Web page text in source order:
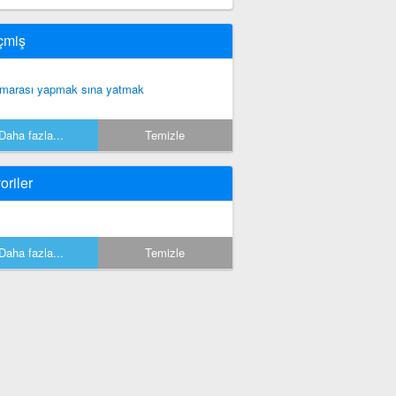
yapmak sına yatmak
Daha fazla... Temizle
Daha fazla... Temizle